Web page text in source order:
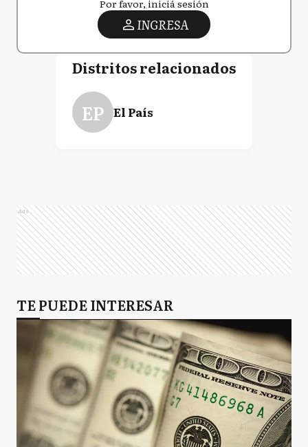
Por favor, iniciá sesión
INGRESA
Distritos relacionados
EP El País
Ads
TE PUEDE INTERESAR